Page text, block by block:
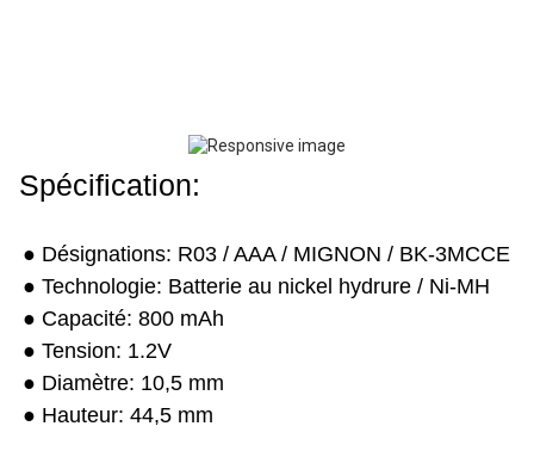
Spécification:
● Désignations: R03 / AAA / MIGNON / BK-3MCCE
● Technologie: Batterie au nickel hydrure / Ni-MH
● Capacité: 800 mAh
● Tension: 1.2V
● Diamètre: 10,5 mm
● Hauteur: 44,5 mm